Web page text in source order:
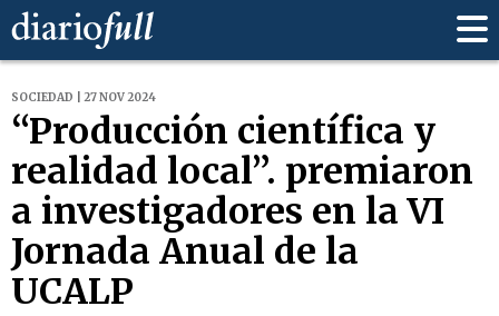
SOCIEDAD | 27 NOV 2024
“Producción científica y
realidad local”. premiaron
a investigadores en la VI
Jornada Anual de la
UCALP